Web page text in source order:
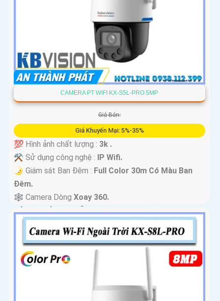
CAMERA PT WIFI KX-S5L-PRO 5MP
Giá Bán:
Giá Khuyến Mại: 5%-35%
💯 Hình ảnh chất lượng : 3k .
⚒ Sử dụng công nghệ : IP Wifi.
🌛 Giám sát Ban Đêm : Full Color 30m Có Màu Ban
Ðêm.
🕸️ Camera Dòng Xoay 360.
️📢 Đặt Điểm :Thu Âm Và Loa.